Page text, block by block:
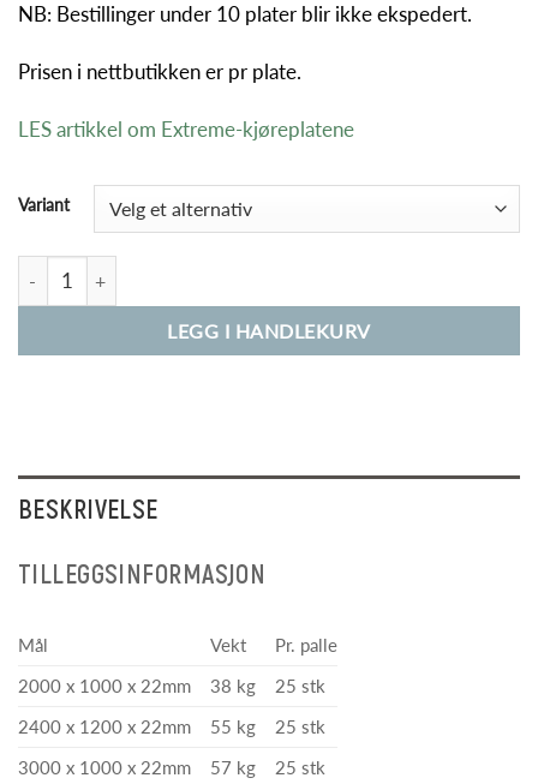
NB: Bestillinger under 10 plater blir ikke ekspedert.
Prisen i nettbutikken er pr plate.
LES artikkel om Extreme-kjøreplatene
Variant
Kjøreplater Extreme 22 mm uten håndtak antall
LEGG I HANDLEKURV
BESKRIVELSE
TILLEGGSINFORMASJON
Mål Vekt
Pr. palle
2000 x 1000 x 22mm
38 kg
25 stk
2400 x 1200 x 22mm
55 kg
25 stk
3000 x 1000 x 22mm
57 kg 25 stk